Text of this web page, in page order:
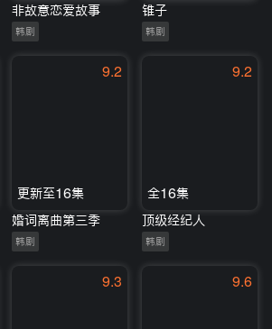
非故意恋爱故事
韩剧
锥子
韩剧
9.2
更新至16集
婚词离曲第三季
韩剧
9.2
全16集
顶级经纪人
韩剧
9.3 9.6